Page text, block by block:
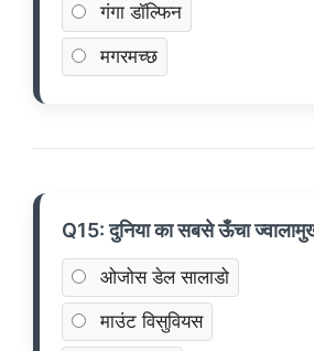
गंगा डॉल्फिन
मगरमच्छ
Q15: दुनिया का सबसे ऊँचा
ओजोस डेल सालाडो
माउंट विसुवियस